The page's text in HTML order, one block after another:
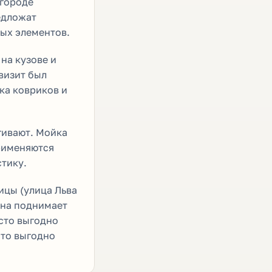
элементов.
кузове и
был
ковриков и
Мойка
(улица Льва
поднимает
выгодно
выгодно